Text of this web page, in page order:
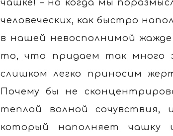
чашке! – но когда мы
человеческих, как быстро
в нашей невосполнимой жажде
то, что придаем так много
слишком легко приносим
Почему бы не
теплой волной
который наполняет чашку